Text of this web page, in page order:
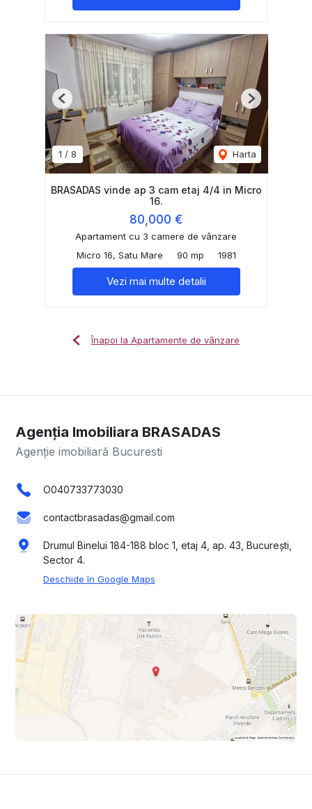
1 / 8 Harta
Previous Next
BRASADAS vinde ap 3 cam etaj 4/4 in Micro
16.
80,000 €
Apartament cu 3 camere de vânzare
Micro 16, Satu Mare
90 mp 1981
Vezi mai multe detalii
Înapoi la Apartamente de vânzare
Agenția Imobiliara BRASADAS
Agenție imobiliară Bucuresti
O040733773030
contactbrasadas@gmail.com
Drumul Binelui 184-188 bloc 1, etaj 4, ap. 43, București,
Sector 4.
Deschide în Google Maps